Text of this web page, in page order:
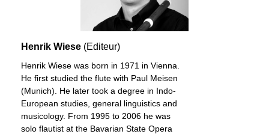
Henrik Wiese (Editeur)
Henrik Wiese was born in 1971 in Vienna.
He first studied the flute with Paul Meisen
(Munich). He later took a degree in Indo-
European studies, general linguistics and
musicology. From 1995 to 2006 he was
solo flautist at the Bavarian State Opera